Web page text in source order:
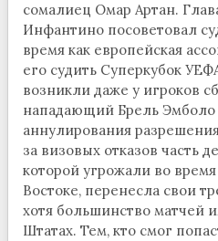
сомалиец Омар Артан.
Инфантино посоветовал
время как европейская
его судить Суперкубок
возникли даже у игроков
нападающий Брель Эмболо
аннулирования
за визовых отказов часть
которой угрожали во
Востоке, перенесла свои
хотя большинство матчей
Штатах. Тем, кто смог